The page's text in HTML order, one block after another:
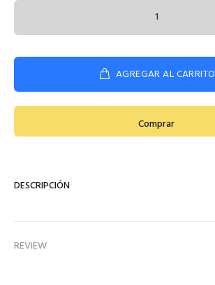
AGREGAR AL CARRITO
Comprar
DESCRIPCIÓN
REVIEW